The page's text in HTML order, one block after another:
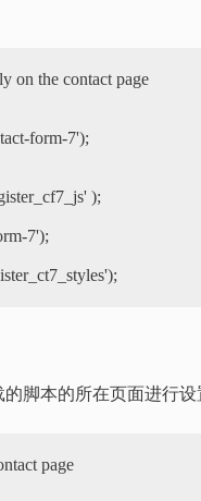
on the contact page
);
脚本的所在页面进行
page